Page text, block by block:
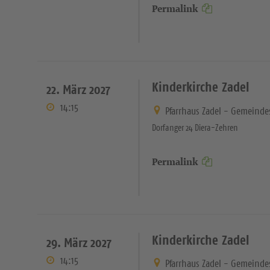
Permalink
22. März 2027
14:15
Kinderkirche Zadel
Pfarrhaus Zadel -
Dorfanger 24 Diera-Zehren
Permalink
29. März 2027
14:15
Kinderkirche Zadel
Pfarrhaus Zadel -